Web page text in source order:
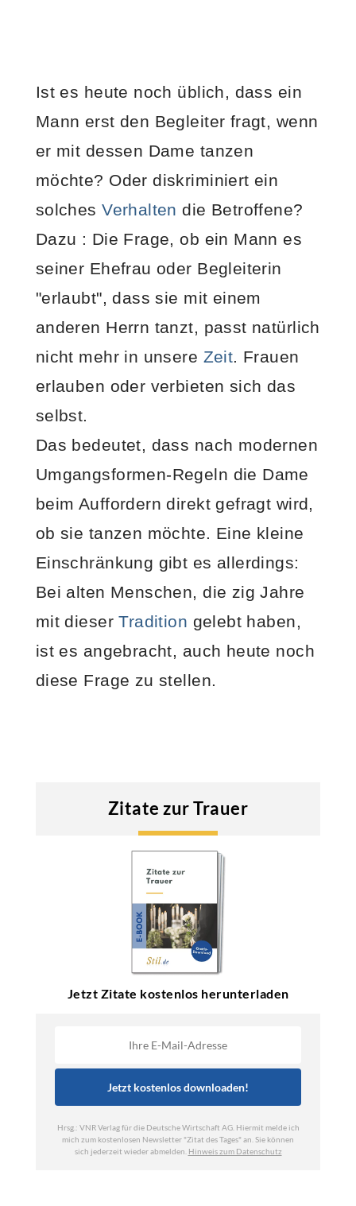
Ist es heute noch üblich, dass ein
Mann erst den Begleiter fragt, wenn
er mit dessen Dame tanzen
möchte? Oder diskriminiert ein
solchesVerhalten die Betroffene?
Dazu : Die Frage, ob ein Mann es
seiner Ehefrau oder Begleiterin
"erlaubt", dass sie mit einem
anderen Herrn tanzt, passt natürlich
nicht mehr in unsere Zeit. Frauen
erlauben oder verbieten sich das
selbst.
Das bedeutet, dass nach modernen
Umgangsformen-Regeln die Dame
beim Auffordern direkt gefragt wird,
ob sie tanzen möchte. Eine kleine
Einschränkung gibt es allerdings:
Bei alten Menschen, die zig Jahre
mit dieserTradition gelebt haben,
ist es angebracht, auch heute noch
diese Frage zu stellen.